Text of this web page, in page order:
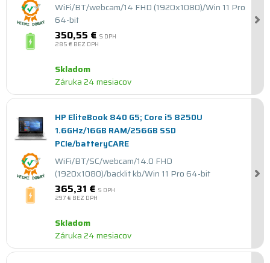
WiFi/BT/webcam/14 FHD (1920x1080)/Win 11 Pro
64-bit
350,55 € S DPH
285 € BEZ DPH
Skladom
Záruka 24 mesiacov
HP EliteBook 840 G5; Core i5 8250U
1.6GHz/16GB RAM/256GB SSD
PCIe/batteryCARE
WiFi/BT/SC/webcam/14.0 FHD
(1920x1080)/backlit kb/Win 11 Pro 64-bit
365,31 € S DPH
297 € BEZ DPH
Skladom
Záruka 24 mesiacov